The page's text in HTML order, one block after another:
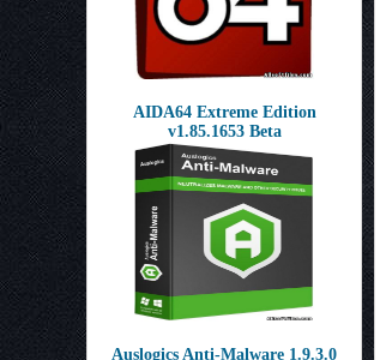
AIDA64 Extreme Edition
v1.85.1653 Beta
Auslogics Anti-Malware 1.9.3.0